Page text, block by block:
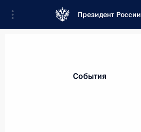
Президент России
Новости
События